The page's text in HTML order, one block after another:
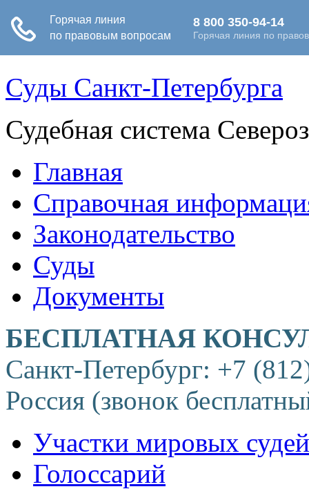
Суды Санкт-Петербурга
Судебная система
Главная
Справочная
Законодательство
Суды
Документы
БЕСПЛАТНАЯ
Санкт-Петербург: +7
Россия (звонок
Участки мировых судей
Голоссарий